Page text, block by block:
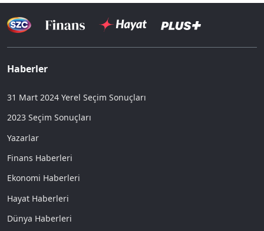
Haberler
31 Mart 2024 Yerel Seçim Sonuçları
2023 Seçim Sonuçları
Yazarlar
Finans Haberleri
Ekonomi Haberleri
Hayat Haberleri
Dünya Haberleri